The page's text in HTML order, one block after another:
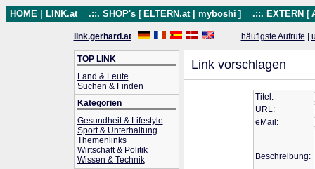
HOME LINK.at .::. SHOP's [ ELTERN.at myboshi ] .::. EXTERN [
link.gerhard.at häufigste Aufrufe
TOP LINK
Land & Leute
Suchen & Finden
Kategorien
Gesundheit & Lifestyle
Sport & Unterhaltung
Themenlinks
Wirtschaft & Politik
Wissen & Technik
Link vorschlagen
Titel:
URL:
eMail:
Beschreibung: